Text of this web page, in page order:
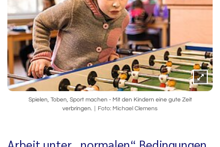
Spielen, Toben, Sport machen - Mit den Kindern eine gute Zeit
verbringen.
Foto: Michael Clemens